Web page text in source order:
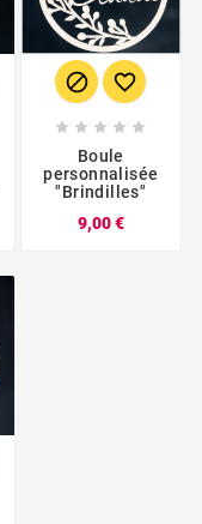
 
    
Boule
personnalisée
"Brindilles"
9,00 €Prix